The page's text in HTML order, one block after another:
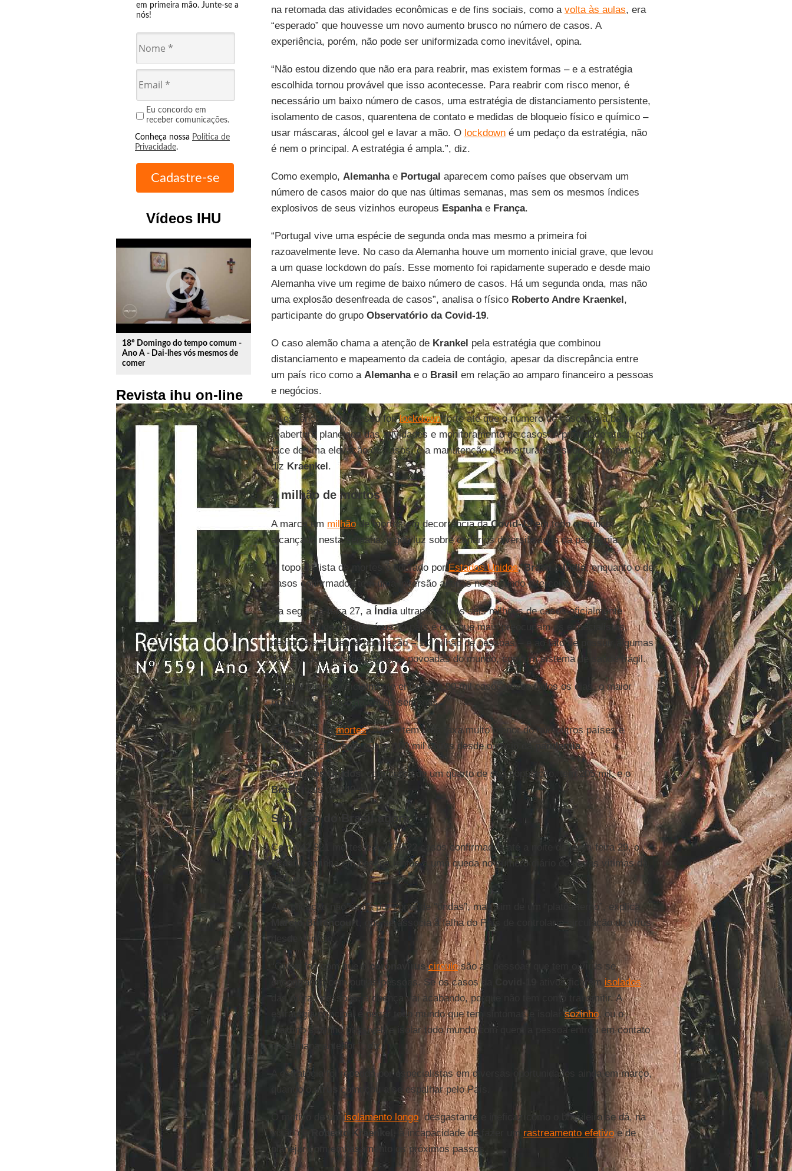
em primeira mão. Junte-se a
nós!
Eu concordo em
receber comunicações.
Conheça nossa Política de
Privacidade.
Vídeos IHU
play_circle_outline
18º Domingo do tempo comum -
Ano A - Dai-lhes vós mesmos de
comer
Revista ihu on-line
na retomada das atividades econômicas e de fins sociais, como a volta às aulas, era
“esperado” que houvesse um novo aumento brusco no número de casos. A
experiência, porém, não pode ser uniformizada como inevitável, opina.
“Não estou dizendo que não era para reabrir, mas existem formas – e a estratégia
escolhida tornou provável que isso acontecesse. Para reabrir com risco menor, é
necessário um baixo número de casos, uma estratégia de distanciamento persistente,
isolamento de casos, quarentena de contato e medidas de bloqueio físico e químico –
usar máscaras, álcool gel e lavar a mão. O lockdowné um pedaço da estratégia, não
é nem o principal. A estratégia é ampla.”, diz.
Como exemplo, Alemanhae Portugal aparecem como países que observam um
número de casos maior do que nas últimas semanas, mas sem os mesmos índices
explosivos de seus vizinhos europeus Espanhae França.
“Portugal vive uma espécie de segunda onda mas mesmo a primeira foi
razoavelmente leve. No caso da Alemanha houve um momento inicial grave, que levou
a um quase lockdown do país. Esse momento foi rapidamente superado e desde maio
Alemanha vive um regime de baixo número de casos. Há um segunda onda, mas não
uma explosão desenfreada de casos”, analisa o físico Roberto Andre Kraenkel,
participante do grupo Observatório da Covid-19.
O caso alemão chama a atenção de Krankel pela estratégia que combinou
distanciamento e mapeamento da cadeia de contágio, apesar da discrepância entre
um país rico como a Alemanhae o Brasil em relação ao amparo financeiro a pessoas
e negócios.
“A essência do processo foi:lockdownforte até que o número de casos seja baixo,
reabertura planejada das atividades e monitoramento de casos. A prioridade atual, em
face de uma elevação de casos, é a manutenção da abertura de escola e comércio”,
diz Kraenkel.
1 milhão de mortos
A marca um milhãode mortos em decorrência daCovid-19em todo o mundo,
alcançado nesta semana, jogou luz sobre cenários diversificados da pandemia.
O topo da lista de mortes é liderado porEstados Unidos,Brasil eÍndia, enquanto o de
casos confirmados tem uma inversão apenas no segundo e terceiro lugar.
Na segunda-feira 27, a Índiaultrapassou os seis milhões de casos oficialmente
registrados decoronavírus. O país é dos que mais preocupam os especialistas,
devido à sua grande população – 1,3 bilhão de pessoas – e ao fato de possuir algumas
das cidades mais densamente povoadas do mundo, com um sistema de saúde frágil.
AÍndiaregistra oficialmente entre 80 e 90 mil casos novos todos os dias, o maior
balanço no mundo há várias semanas.
Em termos demortes, o país tem uma taxa muito menor do que outros países e
registra oficialmente quase 100 mil óbitos desde o início da
pandemia.
OsEstados Unidos, com cerca de um quarto de sua população, tem 205 mil, e o
Brasilmais de 140 mil.
Situação do Brasil agora
Com 142.921 mortes e 4.777.522 casos confirmados até a noite da terça-feira 29, o
Brasilcaminha em passos lentos a uma queda no número diário de novas vítimas da
doença.
A explicação não se dá por conta de “ondas”, mas sim de um “platô eterno”, explica
Márcio Bittencourt
, que se associa à falha do País de controlar a circulação do vírus
desde o início.
“Quem faz com que o coronavírus circulesão as pessoas que tem o vírus se
encontrando com outras pessoas. Se os casos da
ativos ficarem isolados
das outras pessoas, a doença vai acabando, porque não tem como transmitir. A
estratégia principal é pegar todo mundo que tem sintomas e isolarsozinho, ou o
máximo sozinho possível, e isolar todo mundo com quem a pessoa entrou em contato
na semana anterior.”, diz.
A estratégia foi repetida por especialistas em diversas oportunidades ainda em março,
quando o vírus começou a se espalhar pelo País.
O motivo de umisolamento longo, desgastante e ineficaz como o brasileiro se dá, na
visão de
Roberto Kraenkel , à incapacidade de fazer um rastreamento efetivoe de
planejar com embasamento os próximos passos.